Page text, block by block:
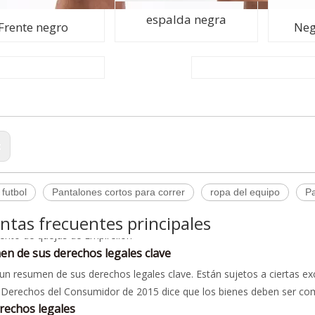
negro espalda negra
Pantalones cortos para correr ropa del equipo
frecuentes principales
de quejas
con su compra puede devolverlo de acuerdo con
que recibe o con cualquier otra cosa sobre su experiencia con
por teléfono al +86517 84966328 o por correo
nuestro equipo de servicio al cliente haya recibido su reclamo, lo
por lo que si recibimos su reclamo a las 5 p.m. de un viernes,
es sencillo, nos pondremos en contacto con una resolución
de sus derechos legales clave
resumen de sus derechos legales clave. Están sujetos a ciertas
Derechos del Consumidor de 2015 dice que los bienes deben ser
Durante la vida útil prevista de su producto, sus derechos legales
días: si su artículo es defectuoso, puede obtener un reembolso;
legales